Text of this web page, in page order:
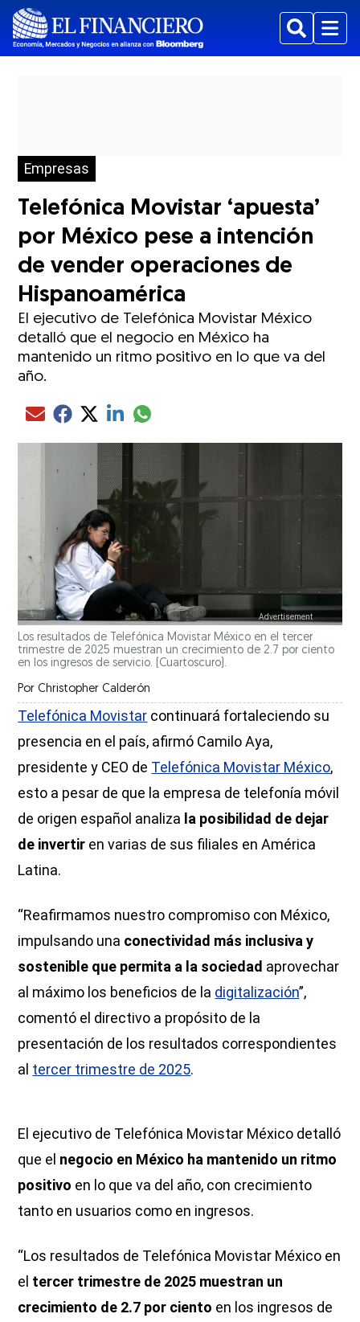
BuscarMenu
Empresas
Telefónica Movistar ‘apuesta’
por México pese a intención
de vender operaciones de
Hispanoamérica
El ejecutivo de Telefónica Movistar México
detalló que el negocio en México ha
mantenido un ritmo positivo en lo que va del
año.
Compartir el artículo actual mediante Email
Compartir el artículo actual mediante Facebook
Compartir el artículo actual mediante Twitter
Compartir el artículo actual mediante LinkedIn
Compartir el artículo actual mediante
Los resultados de Telefónica Movistar México en el tercer
trimestre de 2025 muestran un crecimiento de 2.7 por ciento
en los ingresos de servicio. (Cuartoscuro).
Por Christopher Calderón
Telefónica Movistar continuará fortaleciendo su
presencia en el país, afirmó Camilo Aya,
presidente y CEO de Telefónica Movistar México,
esto a pesar de que la empresa de telefonía móvil
de origen español analiza la posibilidad de dejar
de invertir en varias de sus filiales en América
Latina.
“Reafirmamos nuestro compromiso con México,
impulsando una conectividad más inclusiva y
sostenible que permita a la sociedad aprovechar
al máximo los beneficios de la digitalización”,
comentó el directivo a propósito de la
presentación de los resultados correspondientes
al tercer trimestre de 2025.
El ejecutivo de Telefónica Movistar México detalló
que el negocio en México ha mantenido un ritmo
positivo en lo que va del año, con crecimiento
tanto en usuarios como en ingresos.
“Los resultados de Telefónica Movistar México en
el tercer trimestre de 2025 muestran un
crecimiento de 2.7 por ciento en los ingresos de